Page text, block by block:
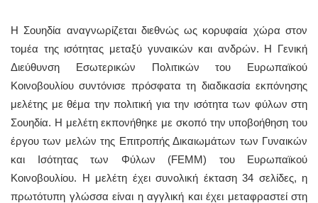
Η Σουηδία αναγνωρίζεται διεθνώς ως κορυφαία χώρα στον
τομέα της ισότητας μεταξύ γυναικών και ανδρών. Η Γενική
Διεύθυνση Εσωτερικών Πολιτικών του Ευρωπαϊκού
Κοινοβουλίου συντόνισε πρόσφατα τη διαδικασία εκπόνησης
μελέτης με θέμα την πολιτική για την ισότητα των φύλων στη
Σουηδία. Η μελέτη εκπονήθηκε με σκοπό την υποβοήθηση του
έργου των μελών της Επιτροπής Δικαιωμάτων των Γυναικών
και Ισότητας των Φύλων (FEMM) του Ευρωπαϊκού
Κοινοβουλίου. Η μελέτη έχει συνολική έκταση 34 σελίδες, η
πρωτότυπη γλώσσα είναι η αγγλική και έχει μεταφραστεί στη